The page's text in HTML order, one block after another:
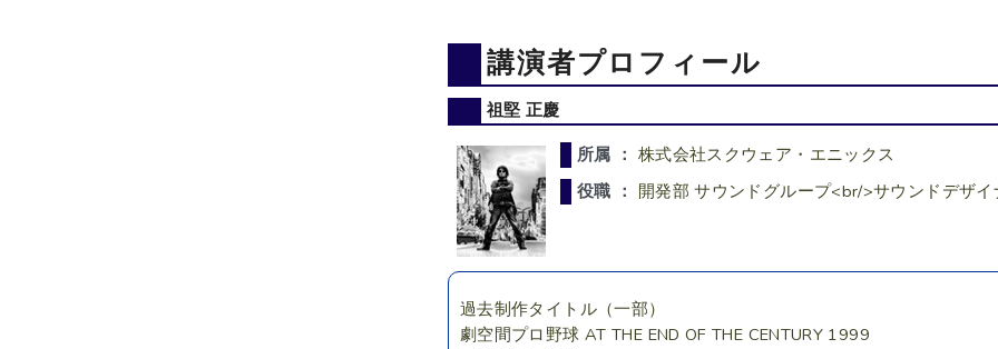
講演者プロフィール
祖堅 正慶
所属 ： 株式会社スクウェア・エニックス
役職 ： 開発部 サウンドグループ<br/>サウンドデザ
過去制作タイトル（一部）
劇空間プロ野球 AT THE END OF THE CENTURY 1999